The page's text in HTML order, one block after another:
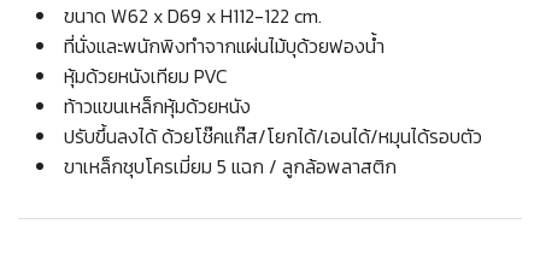
ขนาด W62 x D69 x H112-122 cm.
ที่นั่งและพนักพิงทำจากแผ่นไม้บุด้วยฟองน้ำ
หุ้มด้วยหนังเทียม PVC
ท้าวแขนเหล็กหุ้มด้วยหนัง
ปรับขึ้นลงได้ ด้วยโช๊คแก๊ส/โยกได้/เอนได้/หมุนได้รอบตัว
ขาเหล็กชุบโครเมี่ยม 5 แฉก / ลูกล้อพลาสติก